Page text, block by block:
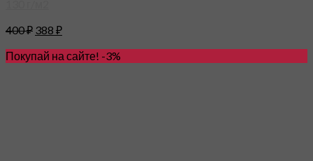
400₽ 388 ₽
Покупай на сайте! -3%